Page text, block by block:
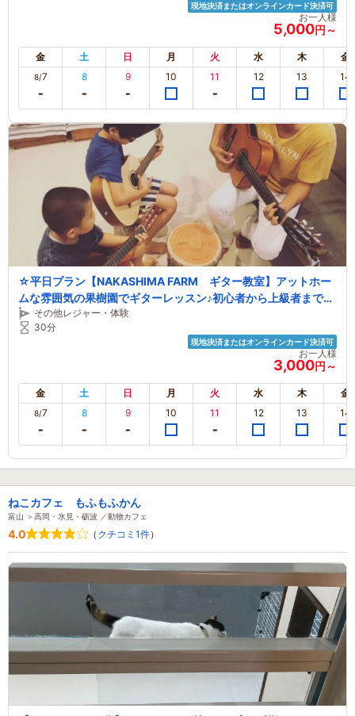
現地決済またはオンラインカード決済可
お一人様
5,000円～
金 土 日 月 火 水 木 金
8/7 8 9 10 11 12 13 14
☆平日プラン【NAKASHIMA FARM ギター教室】アットホー
ムな雰囲気の果樹園でギターレッスン♪初心者から上級者まで個
人に合わせて丁寧に指導致します！！
その他レジャー・体験
30分
現地決済またはオンラインカード決済可
お一人様
3,000円～
金 土 日 月 火 水 木 金
8/7 8 9 10 11 12 13 14
ねこカフェ もふもふかん
富山 ＞高岡・氷見・砺波 ／動物カフェ
4.0 （ クチコミ1件）